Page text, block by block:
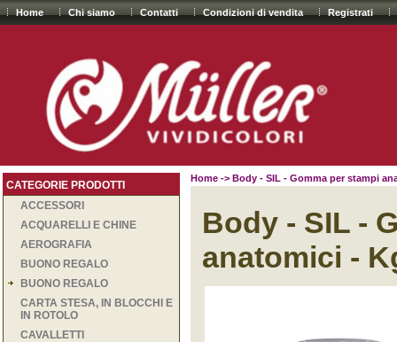
Home Chi siamo Contatti Condizioni di vendita Registrati
CATEGORIE PRODOTTI
ACCESSORI
ACQUARELLI E CHINE
AEROGRAFIA
BUONO REGALO
BUONO REGALO
CARTA STESA, IN BLOCCHI E
IN ROTOLO
CAVALLETTI
Home -> Body - SIL - Gomma per stampi
Body - SIL -
anatomici -